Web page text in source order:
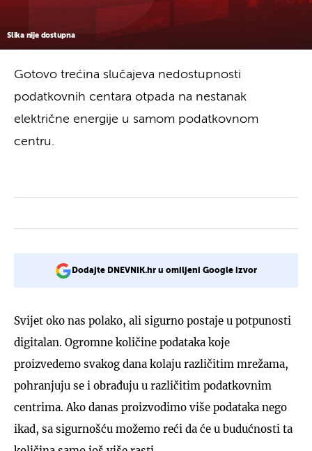
Slika nije dostupna
Gotovo trećina slučajeva nedostupnosti
podatkovnih centara otpada na nestanak
električne energije u samom podatkovnom
centru.
Dodajte DNEVNIK.hr u omiljeni Google izvor
Svijet oko nas polako, ali sigurno postaje u potpunosti
digitalan. Ogromne količine podataka koje
proizvedemo svakog dana kolaju različitim mrežama,
pohranjuju se i obrađuju u različitim podatkovnim
centrima. Ako danas proizvodimo više podataka nego
ikad, sa sigurnošću možemo reći da će u budućnosti ta